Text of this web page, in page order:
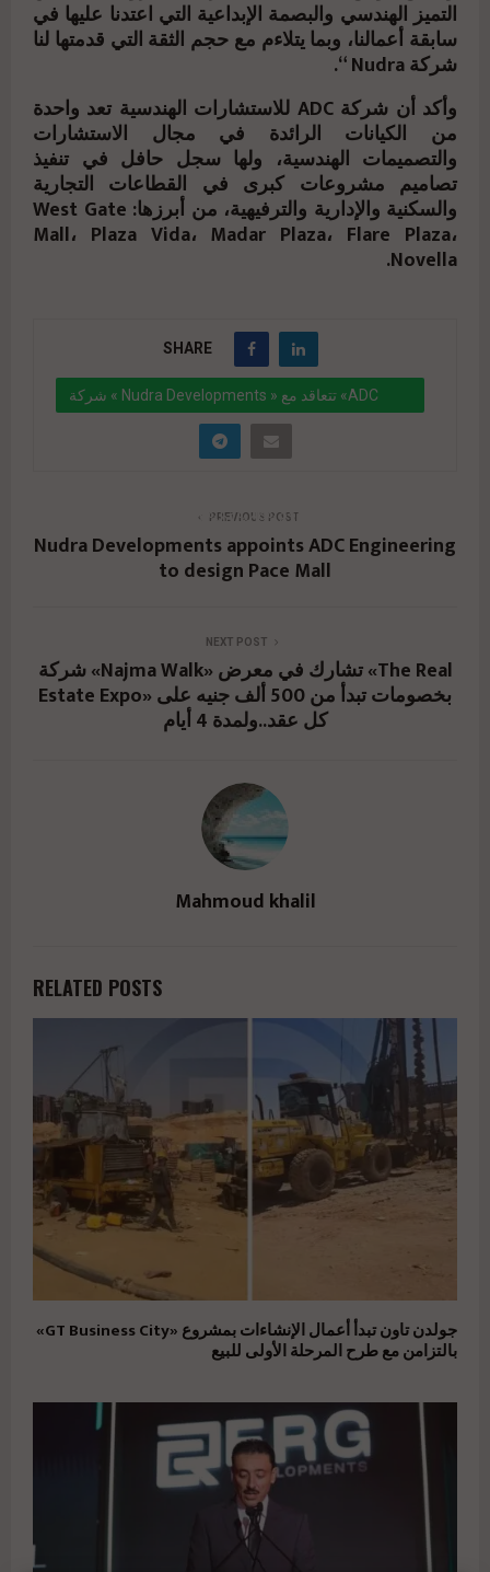
التميز الهندسي والبصمة الإبداعية التي اعتدنا عليها في
سابقة أعمالنا، وبما يتلاءم مع حجم الثقة التي قدمتها لنا
شركة Nudra “.
وأكد أن شركة ADC للاستشارات الهندسية تعد واحدة
من الكيانات الرائدة في مجال الاستشارات
والتصميمات الهندسية، ولها سجل حافل في تنفيذ
تصاميم مشروعات كبرى في القطاعات التجارية
والسكنية والإدارية والترفيهية، من أبرزها: West Gate
Mall، Plaza Vida، Madar Plaza، Flare Plaza،
Novella.
SHARE
شركة « Nudra Developments » تتعاقد مع «ADC
eg.net/%d8%b4%d8%b1%d9%83%d8%a9-nudra-
developments-
%d9%84%d9%84%d8%a7%d8%b3%d8%aa%d8%
b4%d8%a7%d8%b1%d8%a7%d8%aa-
%d8%a7%d9%84%d9%87/" href="#">
PREVIOUS POST
Nudra Developments appoints ADC Engineering
to design Pace Mall
NEXT POST
شركة «Najma Walk» تشارك في معرض «The Real
Estate Expo» بخصومات تبدأ من 500 ألف جنيه على
كل عقد..ولمدة 4 أيام
Mahmoud khalil
RELATED POSTS
جولدن تاون تبدأ أعمال الإنشاءات بمشروع «GT Business City»
بالتزامن مع طرح المرحلة الأولى للبيع